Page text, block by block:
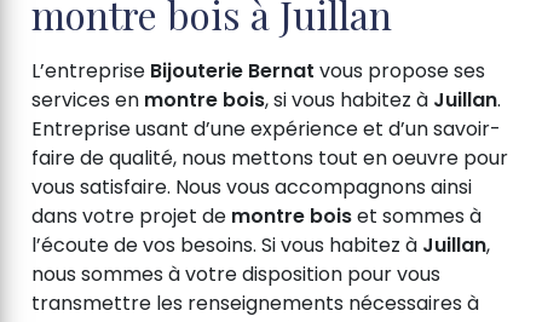
montre bois à Juillan
L’entreprise Bijouterie Bernat vous propose ses
services en montre bois, si vous habitez à Juillan.
Entreprise usant d’une expérience et d’un savoir-
faire de qualité, nous mettons tout en oeuvre pour
vous satisfaire. Nous vous accompagnons ainsi
dans votre projet de montre boiset sommes à
l’écoute de vos besoins. Si vous habitez à Juillan,
nous sommes à votre disposition pour vous
transmettre les renseignements nécessaires à